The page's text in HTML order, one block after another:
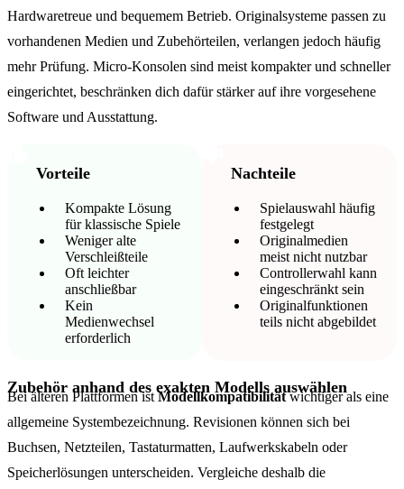
Hardwaretreue und bequemem Betrieb. Originalsysteme passen zu
vorhandenen Medien und Zubehörteilen, verlangen jedoch häufig
mehr Prüfung. Micro-Konsolen sind meist kompakter und schneller
eingerichtet, beschränken dich dafür stärker auf ihre vorgesehene
Software und Ausstattung.
Vorteile
Kompakte Lösung
für klassische Spiele
Weniger alte
Verschleißteile
Oft leichter
anschließbar
Kein
Medienwechsel
erforderlich
Nachteile
Spielauswahl häufig
festgelegt
Originalmedien
meist nicht nutzbar
Controllerwahl kann
eingeschränkt sein
Originalfunktionen
teils nicht abgebildet
Zubehör anhand des exakten Modells auswählen
Bei älteren Plattformen istModellkompatibilitätwichtiger als eine
allgemeine Systembezeichnung. Revisionen können sich bei
Buchsen, Netzteilen, Tastaturmatten, Laufwerkskabeln oder
Speicherlösungen unterscheiden. Vergleiche deshalb die